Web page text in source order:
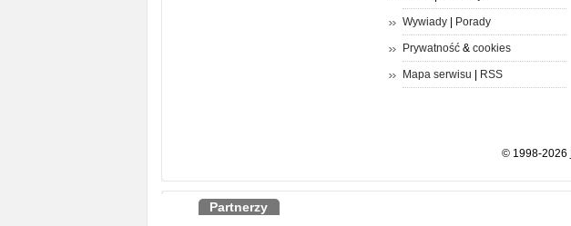
Wywiady| Porady
Prywatność& cookies
Mapa serwisu RSS
© 1998-2026
Partnerzy